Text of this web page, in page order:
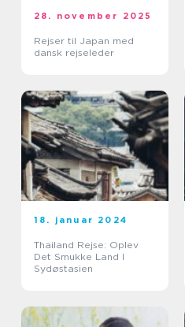
28. november 2025
Rejser til Japan med
dansk rejseleder
18. januar 2024
Thailand Rejse: Oplev
Det Smukke Land I
Sydøstasien